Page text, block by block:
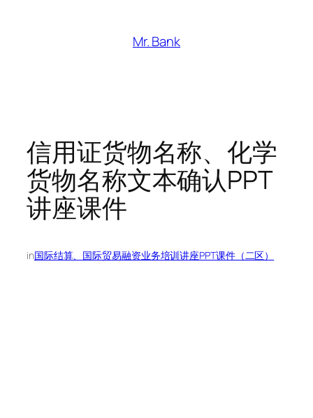
Mr. Bank
信用证货物名称、化学
货物名称文本确认PPT
讲座课件
in国际结算、国际贸易融资业务培训讲座PPT课件（二区）